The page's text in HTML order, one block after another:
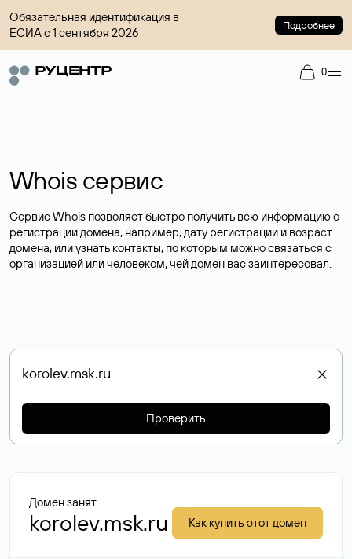
Обязательная идентификация в
ЕСИА с 1 сентября 2026
Подробнее
0
Whois сервис
Сервис Whois позволяет быстро получить всю информацию о
регистрации домена, например, дату регистрации и возраст
домена, или узнать контакты, по которым можно связаться с
организацией или человеком, чей домен вас заинтересовал.
Проверить
Домен занят
korolev.msk.ru Как купить этот домен